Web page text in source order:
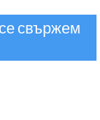
свържем